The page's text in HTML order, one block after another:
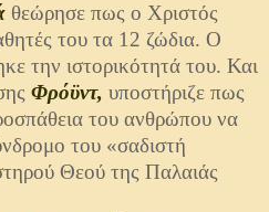
θεώρησε πως ο Χριστός
του τα 12 ζώδια. Ο
την ιστορικότητά του. Και
Φρόϋντ, υποστήριζε πως
του ανθρώπου να
του «σαδιστή
Θεού της Παλαιάς